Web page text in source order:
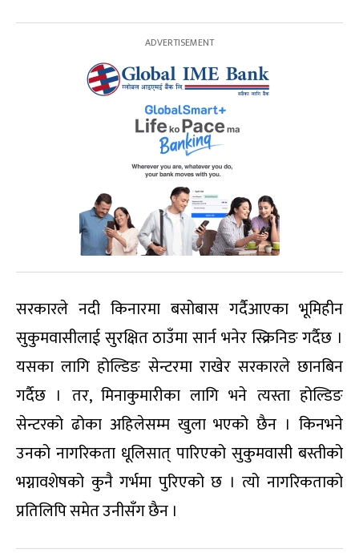
सरकारले नदी किनारमा बसोबास गर्दैआएका भूमिहीन
सुकुमवासीलाई सुरक्षित ठाउँमा सार्न भनेर स्क्रिनिङ गर्दैछ ।
यसका लागि होल्डिङ सेन्टरमा राखेर सरकारले छानबिन
गर्दैछ । तर, मिनाकुमारीका लागि भने त्यस्ता होल्डिङ
सेन्टरको ढोका अहिलेसम्म खुला भएको छैन । किनभने
उनको नागरिकता धूलिसात् पारिएको सुकुमवासी बस्तीको
भग्नावशेषको कुनै गर्भमा पुरिएको छ । त्यो नागरिकताको
प्रतिलिपि समेत उनीसँग छैन ।